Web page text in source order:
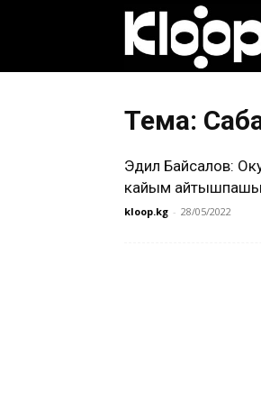
Тема:
Эдил Байсалов:
кайым айтышпашы
kloop.kg - 28/05/2022